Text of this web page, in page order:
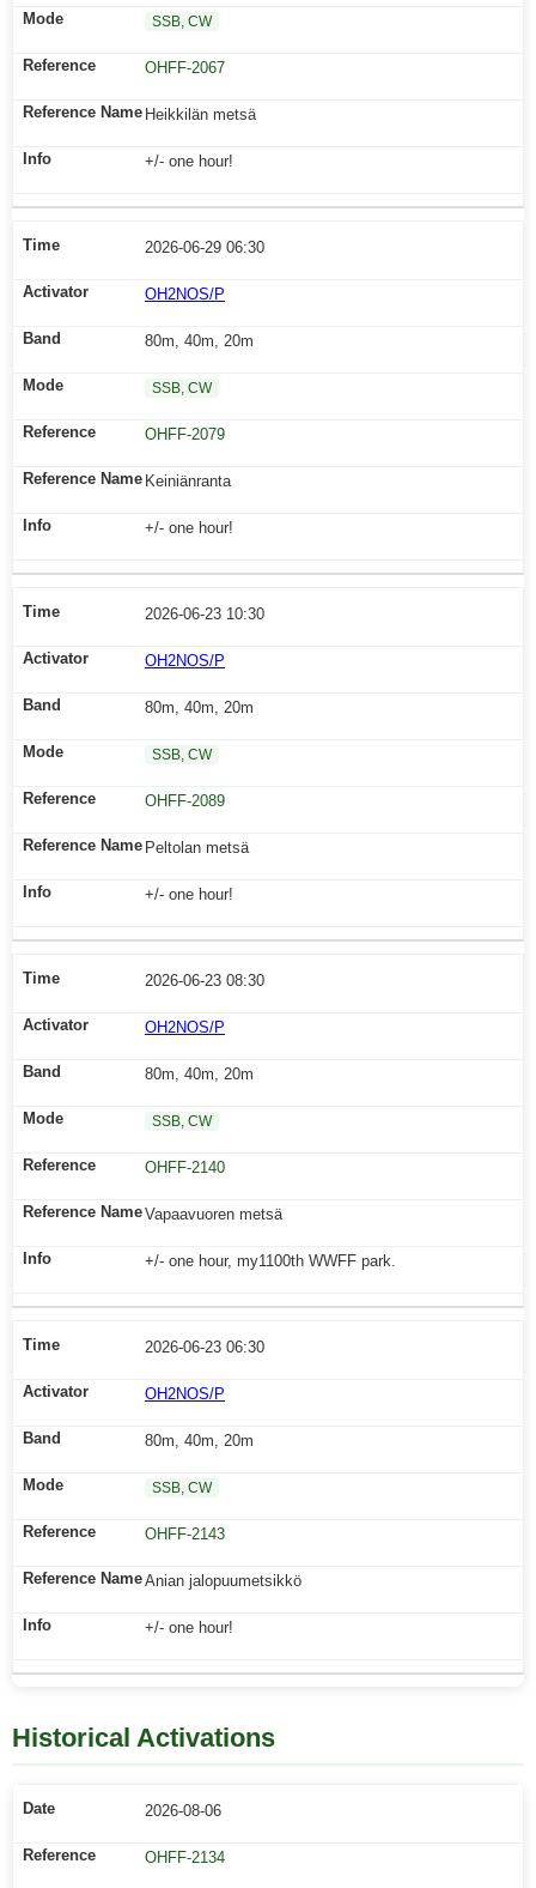
SSB, CW
OHFF-2067
Heikkilän metsä
+/- one hour!
2026-06-29 06:30
OH2NOS/P
80m, 40m, 20m
SSB, CW
OHFF-2079
Keiniänranta
+/- one hour!
2026-06-23 10:30
OH2NOS/P
80m, 40m, 20m
SSB, CW
OHFF-2089
Peltolan metsä
+/- one hour!
2026-06-23 08:30
OH2NOS/P
80m, 40m, 20m
SSB, CW
OHFF-2140
Vapaavuoren metsä
+/- one hour, my1100th WWFF park.
2026-06-23 06:30
OH2NOS/P
80m, 40m, 20m
SSB, CW
OHFF-2143
Anian jalopuumetsikkö
+/- one hour!
Historical Activations
2026-08-06
OHFF-2134